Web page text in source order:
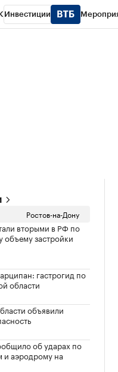
Инвестиции
Ростов-на-Дону
вторыми в РФ по
объему застройки
гастрогид по
области
объявили
об ударах по
и аэродрому на